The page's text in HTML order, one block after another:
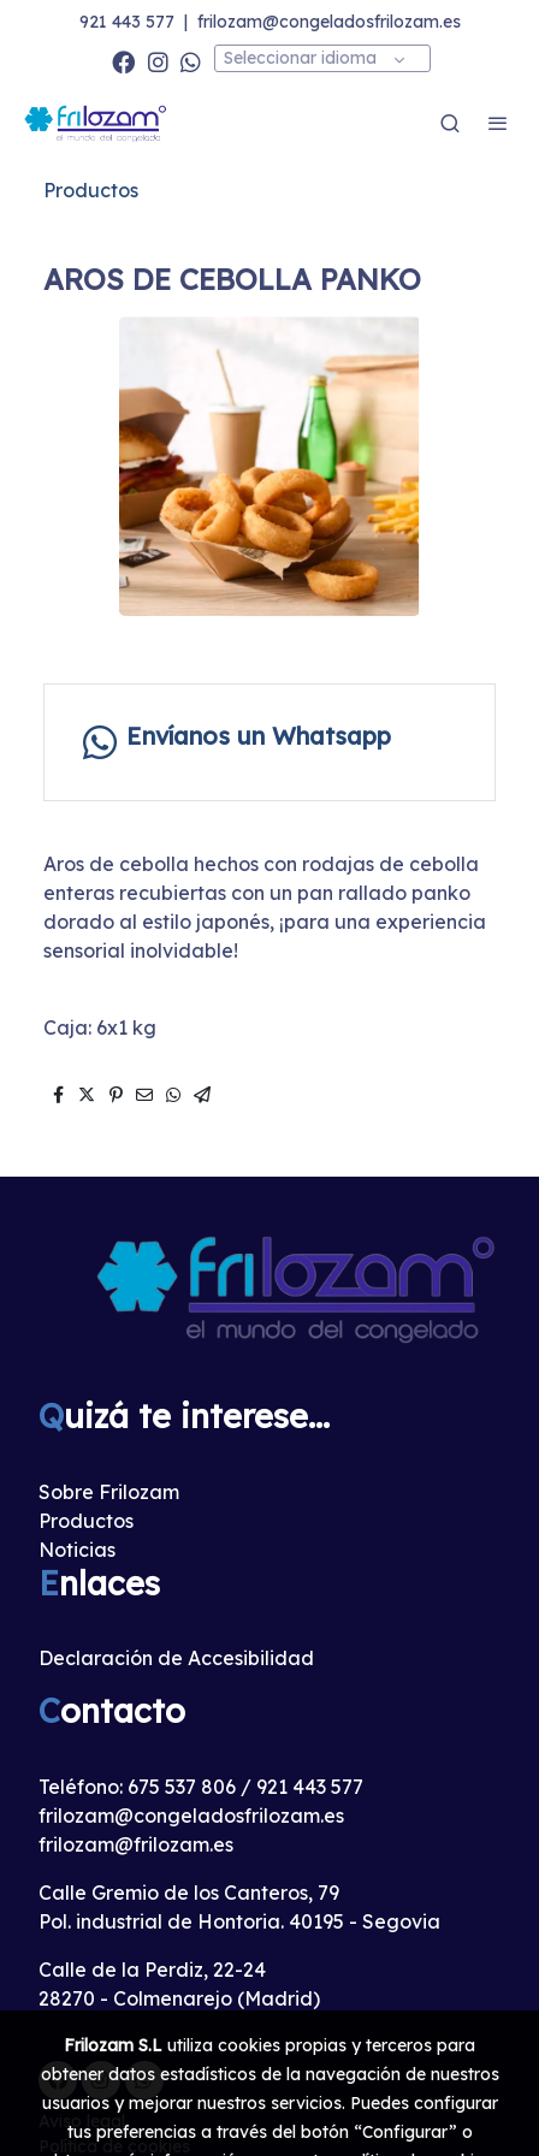
921 443 577 | frilozam@congeladosfrilozam.es
Seleccionar idioma
Productos
AROS DE CEBOLLA PANKO
Envíanos un Whatsapp
Aros de cebolla hechos con rodajas de cebolla
enteras recubiertas con un pan rallado panko
dorado al estilo japonés, ¡para una experiencia
sensorial inolvidable!
Caja: 6x1 kg
Quizá te interese...
Sobre Frilozam
Productos
Noticias
Enlaces
Declaración de Accesibilidad
Contacto
Teléfono: 675 537 806 / 921 443 577
frilozam@congeladosfrilozam.es
frilozam@frilozam.es
Calle Gremio de los Canteros, 79
Pol. industrial de Hontoria. 40195 - Segovia
Calle de la Perdiz, 22-24
28270 - Colmenarejo (Madrid)
Aviso legal
Política de cookies
Frilozam S.L utiliza cookies propias y terceros para
obtener datos estadísticos de la navegación de nuestros
usuarios y mejorar nuestros servicios. Puedes configurar
tus preferencias a través del botón “Configurar” o